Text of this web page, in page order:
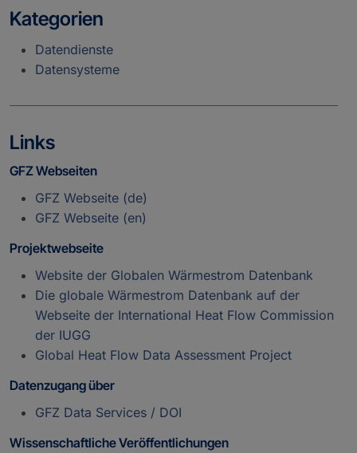
Kategorien
Datendienste
Datensysteme
Links
GFZ Webseiten
GFZ Webseite (de)
GFZ Webseite (en)
Projektwebseite
Website der Globalen Wärmestrom Datenbank
Die globale Wärmestrom Datenbank auf der
Webseite der International Heat Flow Commission
der IUGG
Global Heat Flow Data Assessment Project
Datenzugang über
GFZ Data Services / DOI
Wissenschaftliche Veröffentlichungen